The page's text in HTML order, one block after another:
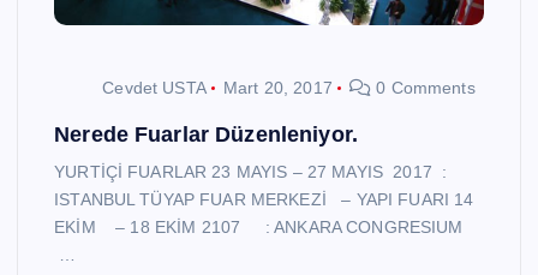
Cevdet USTA Mart 20, 2017 0 Comments
Nerede Fuarlar Düzenleniyor.
YURTİÇİ FUARLAR 23 MAYIS – 27 MAYIS 2017 :
ISTANBUL TÜYAP FUAR MERKEZİ – YAPI FUARI 14
EKİM – 18 EKİM 2107 : ANKARA CONGRESIUM
…